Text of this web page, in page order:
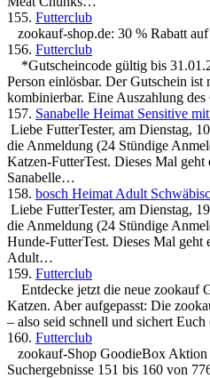
155. Futterclub
zookauf-shop.de: 30 % Rabatt
156. Futterclub
*Gutscheincode gültig bis
Person einlösbar. Der Gutschein ist
kombinierbar. Eine Auszahlung
157. Sanabelle Heimat Sensitive
Liebe FutterTester, am Dienstag,
die Anmeldung (24 Stündige
Katzen-FutterTest. Dieses Mal
Sanabelle…
158. bosch Heimat Adult
Liebe FutterTester, am Dienstag,
die Anmeldung (24 Stündige
Hunde-FutterTest. Dieses Mal
Adult…
159. Futterclub
Entdecke jetzt die neue zookauf
Katzen. Aber aufgepasst: Die
– also seid schnell und sichert
160. Futterclub
zookauf-Shop GoodieBox Aktion
Suchergebnisse 151 bis 160 von